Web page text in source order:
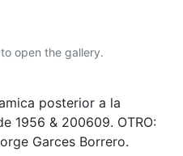
open the gallery.
posterior a la
1956 & 200609. OTRO:
Garces Borrero.